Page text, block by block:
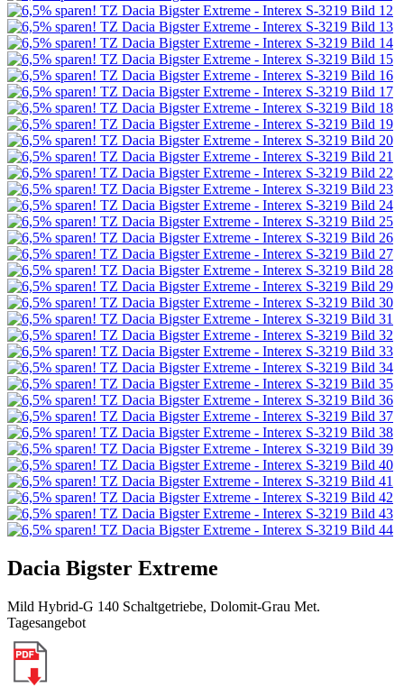
Dacia Bigster Extreme
Mild Hybrid-G 140 Schaltgetriebe, Dolomit-Grau Met.
Tagesangebot